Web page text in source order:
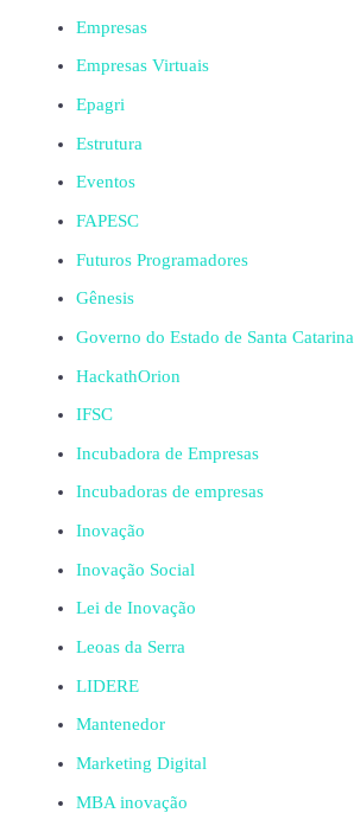
Empresas
Empresas Virtuais
Epagri
Estrutura
Eventos
FAPESC
Futuros Programadores
Gênesis
Governo do Estado de Santa Catarina
HackathOrion
IFSC
Incubadora de Empresas
Incubadoras de empresas
Inovação
Inovação Social
Lei de Inovação
Leoas da Serra
LIDERE
Mantenedor
Marketing Digital
MBA inovação